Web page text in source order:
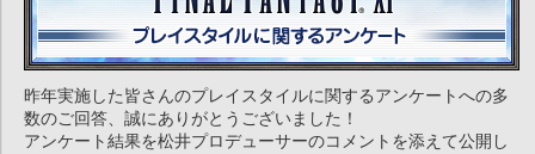
昨年実施した皆さんのプレイスタイルに関するアンケートへの多
数のご回答、誠にありがとうございました！
アンケート結果を松井プロデューサーのコメントを添えて公開し